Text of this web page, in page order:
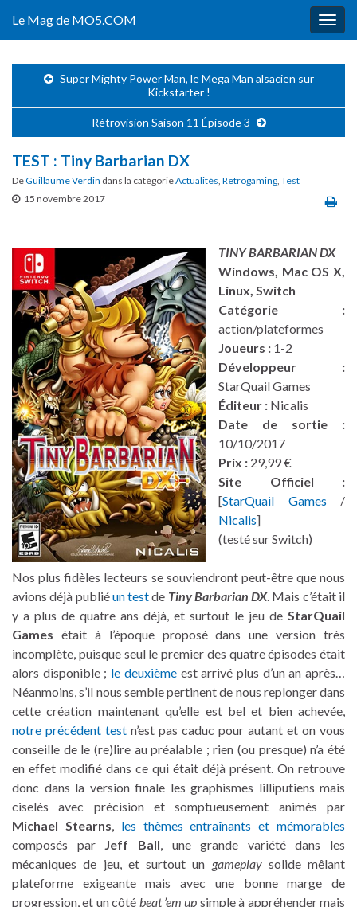
Le Mag de MO5.COM
Super Mighty Power Man, le Mega Man alsacien sur
Kickstarter !
Rétrovision Saison 11 Épisode 3
TEST : Tiny Barbarian DX
DeGuillaume Verdin dans la catégorieActualités, Retrogaming, Test
15 novembre 2017
TINY BARBARIAN DX
Windows, Mac OS X,
Linux, Switch
Catégorie :
action/plateformes
Joueurs : 1-2
Développeur :
StarQuail Games
Éditeur : Nicalis
Date de sortie :
10/10/2017
Prix : 29,99 €
Site Officiel :
[StarQuail Games /
Nicalis]
(testé sur Switch)
Nos plus fidèles lecteurs se souviendront peut-être que nous
avions déjà publiéun testde Tiny Barbarian DX. Mais c’était il
y a plus de quatre ans déjà, et surtout le jeu de StarQuail
Games était à l’époque proposé dans une version très
incomplète, puisque seul le premier des quatre épisodes était
alors disponible ; le deuxièmeest arrivé plus d’un an après…
Néanmoins, s’il nous semble pertinent de nous replonger dans
cette création maintenant qu’elle est bel et bien achevée,
notre précédent test n’est pas caduc pour autant et on vous
conseille de le (re)lire au préalable ; rien (ou presque) n’a été
en effet modifié dans ce qui était déjà présent. On retrouve
donc dans la version finale les graphismes lilliputiens mais
ciselés avec précision et somptueusement animés par
Michael Stearns, les thèmes entraînants et mémorables
composés par Jeff Ball, une grande variété dans les
mécaniques de jeu, et surtout un gameplaysolide mêlant
plateforme exigeante mais avec une bonne marge de
progression, et un côté beat ’em up simple à appréhender mais